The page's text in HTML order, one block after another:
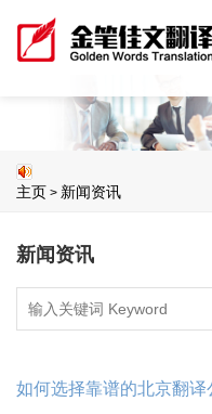
主页 > 新闻资讯
新闻资讯
如何选择靠谱的北京翻